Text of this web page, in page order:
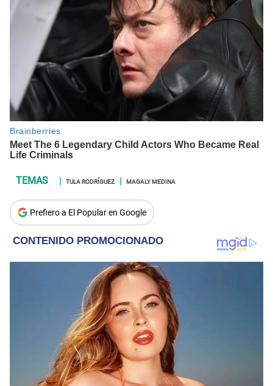
TULA RODRÍGUEZ MAGALY MEDINA
Prefiero a El Popular en Google